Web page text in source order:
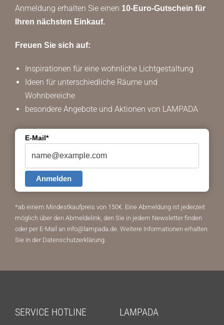
Anmeldung erhalten Sie einen 10-Euro-Gutschein für
Ihren nächsten Einkauf.
Freuen Sie sich auf:
Inspirationen für eine wohnliche Lichtgestaltung
Ideen für unterschiedliche Räume und
Wohnbereiche
besondere Angebote und Aktionen von LAMPADA
E-Mail*
Anmelden
*ab einem Mindestkaufpreis von 150€. Eine Abmeldung ist jederzeit
möglich über den Abmeldelink, den Sie in jedem Newsletter finden
oder per E-Mail an info@lampada.de. Weitere Informationen erhalten
Sie in der Datenschutzerklärung
SERVICE HOTLINE LAMPADA